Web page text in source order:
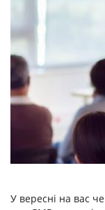
У вересні на вас